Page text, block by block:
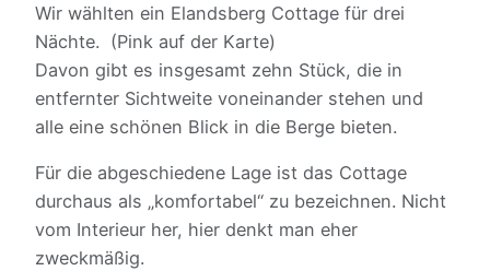
Wir wählten ein Elandsberg Cottage für drei
Nächte. (Pink auf der Karte)
Davon gibt es insgesamt zehn Stück, die in
entfernter Sichtweite voneinander stehen und
alle eine schönen Blick in die Berge bieten.
Für die abgeschiedene Lage ist das Cottage
durchaus als „komfortabel“ zu bezeichnen. Nicht
vom Interieur her, hier denkt man eher
zweckmäßig.